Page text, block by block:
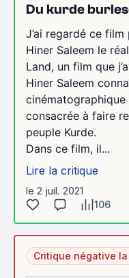
Du kurde
J’ai regardé ce
Hiner Saleem le
Land, un film que
Hiner Saleem
consacrée à faire
peuple Kurde.
Dans ce film, il...
Lire la critique
le 2 juil. 2021
106
Critique négative